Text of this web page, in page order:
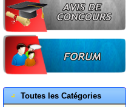
Toutes les Catégories